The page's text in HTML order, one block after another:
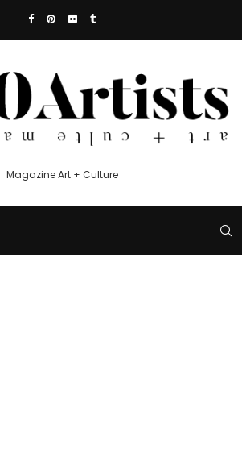
Magazine Art + Culture